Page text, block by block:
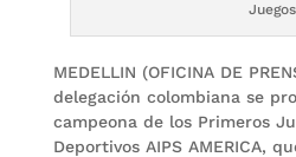
MEDELLIN (OFICINA DE
delegación colombiana se
campeona de los Primeros
Deportivos AIPS AMERICA,